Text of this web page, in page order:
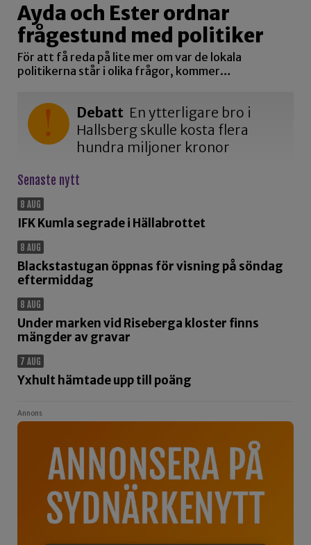
Ayda och Ester ordnar
frågestund med politiker
För att få reda på lite mer om var de lokala
politikerna står i olika frågor, kommer…
Debatt En ytterligare bro i
Hallsberg skulle kosta flera
hundra miljoner kronor
Senaste nytt
8 AUG
IFK Kumla segrade i Hällabrottet
8 AUG
Blackstastugan öppnas för visning på söndag
eftermiddag
8 AUG
Under marken vid Riseberga kloster finns
mängder av gravar
7 AUG
Yxhult hämtade upp till poäng
Annons